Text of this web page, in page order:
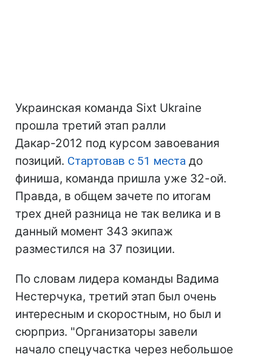
Украинская команда Sixt Ukraine
прошла третий этап ралли
Дакар-2012 под курсом завоевания
позиций. Стартовав с 51 места до
финиша, команда пришла уже 32-ой.
Правда, в общем зачете по итогам
трех дней разница не так велика и в
данный момент 343 экипаж
разместился на 37 позиции.
По словам лидера команды Вадима
Нестерчука, третий этап был очень
интересным и скоростным, но был и
сюрприз. "Организаторы завели
начало спецучастка через небольшое